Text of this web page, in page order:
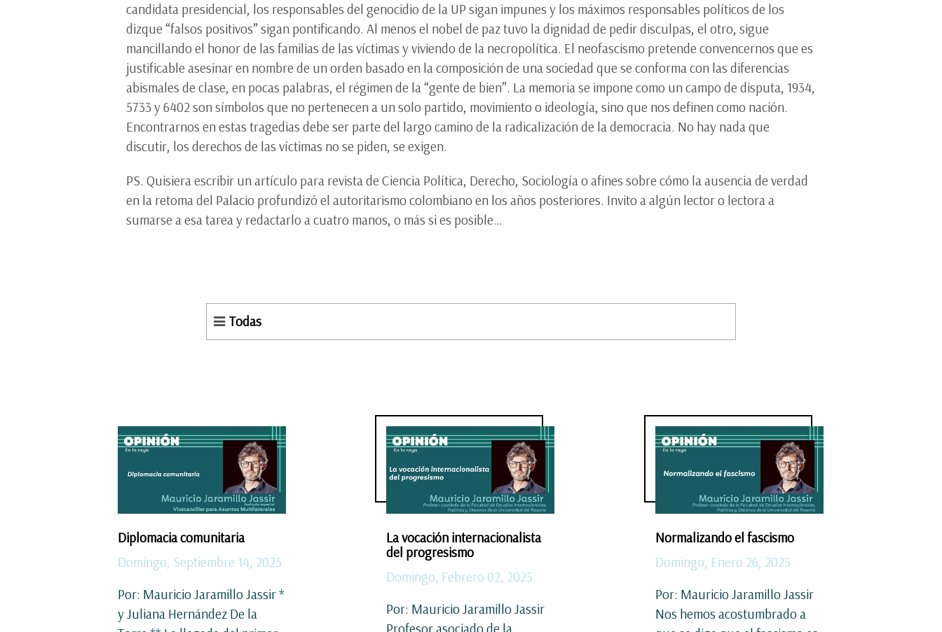
candidata presidencial, los responsables del genocidio de la UP sigan impunes y los máximos responsables políticos de los
dizque “falsos positivos” sigan pontificando. Al menos el nobel de paz tuvo la dignidad de pedir disculpas, el otro, sigue
mancillando el honor de las familias de las víctimas y viviendo de la necropolítica. El neofascismo pretende convencernos que es
justificable asesinar en nombre de un orden basado en la composición de una sociedad que se conforma con las diferencias
abismales de clase, en pocas palabras, el régimen de la “gente de bien”. La memoria se impone como un campo de disputa, 1934,
5733 y 6402 son símbolos que no pertenecen a un solo partido, movimiento o ideología, sino que nos definen como nación.
Encontrarnos en estas tragedias debe ser parte del largo camino de la radicalización de la democracia. No hay nada que
discutir, los derechos de las víctimas no se piden, se exigen.
PS. Quisiera escribir un artículo para revista de Ciencia Política, Derecho, Sociología o afines sobre cómo la ausencia de verdad
en la retoma del Palacio profundizó el autoritarismo colombiano en los años posteriores. Invito a algún lector o lectora a
sumarse a esa tarea y redactarlo a cuatro manos, o más si es posible…
Todas
Diplomacia comunitaria
Domingo, Septiembre 14, 2025
Por: Mauricio Jaramillo Jassir *
y Juliana Hernández De la
La vocación internacionalista
del progresismo
Domingo, Febrero 02, 2025
Por: Mauricio Jaramillo Jassir
Profesor asociado de la
Normalizando el fascismo
Domingo, Enero 26, 2025
Por: Mauricio Jaramillo Jassir
Nos hemos acostumbrado a